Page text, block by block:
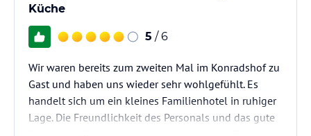
Küche
5 / 6
Wir waren bereits zum zweiten Mal im Konradshof zu
Gast und haben uns wieder sehr wohlgefühlt. Es
handelt sich um ein kleines Familienhotel in ruhiger
Lage. Die Freundlichkeit des Personals und das gute